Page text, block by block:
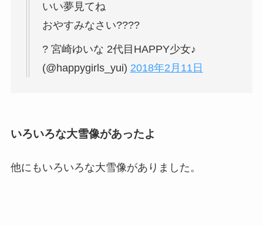
いい夢見てね
おやすみなさい????
? 宮崎ゆいな 2代目HAPPY少女♪
(@happygirls_yui) 2018年2月11日
いろいろな大雪像があったよ
他にもいろいろな大雪像がありました。